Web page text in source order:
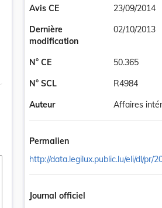
Avis CE
23/09/2014
Dernière
modification
02/10/2013
N° CE
50.365
N° SCL
R4984
Auteur
Affaires
Permalien
http://data.legilux.public.lu/eli/dl/pr/
Journal officiel